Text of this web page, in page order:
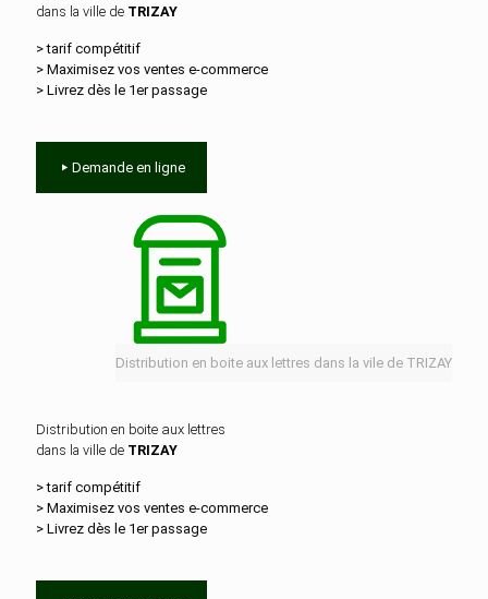
dans la ville de TRIZAY
> tarif compétitif
> Maximisez vos ventes e‑commerce
> Livrez dès le 1er passage
Demande en ligne
Distribution en boite aux lettres dans la vile de TRIZAY
Distribution en boite aux lettres
dans la ville de TRIZAY
> tarif compétitif
> Maximisez vos ventes e‑commerce
> Livrez dès le 1er passage